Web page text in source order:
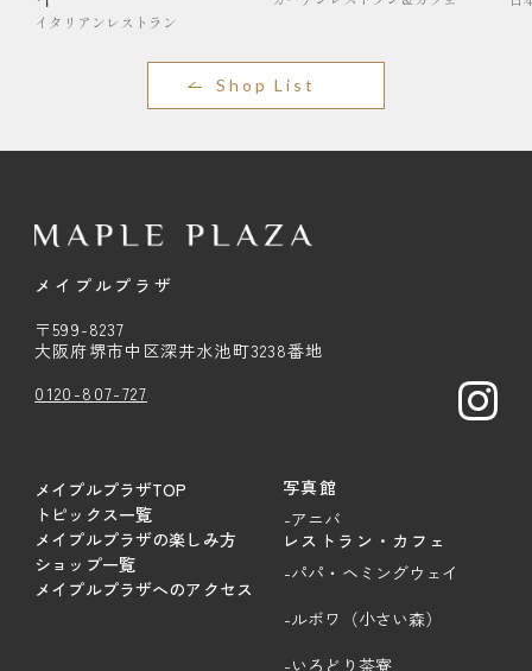
イタリアンレストラン
Shop List
メイプルプラザ
〒599-8237
大阪府堺市中区深井水池町3238番地
0120-807-727
メイプルプラザTOP
トピックス一覧
メイプルプラザの楽しみ方
ショップ一覧
メイプルプラザへのアクセス
写真館
-アニバ
レストラン・カフェ
-パパ・ヘミングウェイ
-ルボワ（小さい森）
-いろどり茶寮